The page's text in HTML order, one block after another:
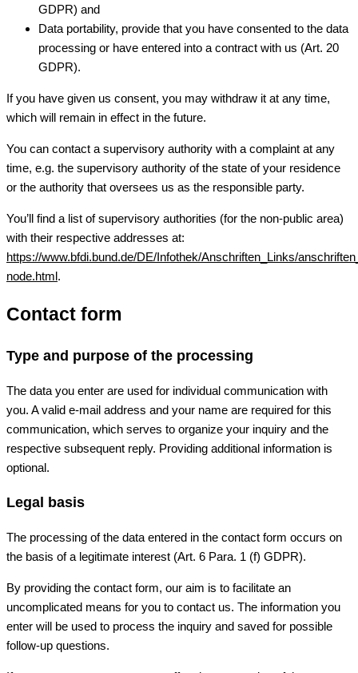
GDPR) and
Data portability, provide that you have consented to the data
processing or have entered into a contract with us (Art. 20
GDPR).
If you have given us consent, you may withdraw it at any time,
which will remain in effect in the future.
You can contact a supervisory authority with a complaint at any
time, e.g. the supervisory authority of the state of your residence
or the authority that oversees us as the responsible party.
You’ll find a list of supervisory authorities (for the non-public area)
with their respective addresses at:
https://www.bfdi.bund.de/DE/Infothek/Anschriften_Links/
node.html.
Contact form
Type and purpose of the processing
The data you enter are used for individual communication with
you. A valid e-mail address and your name are required for this
communication, which serves to organize your inquiry and the
respective subsequent reply. Providing additional information is
optional.
Legal basis
The processing of the data entered in the contact form occurs on
the basis of a legitimate interest (Art. 6 Para. 1 (f) GDPR).
By providing the contact form, our aim is to facilitate an
uncomplicated means for you to contact us. The information you
enter will be used to process the inquiry and saved for possible
follow-up questions.